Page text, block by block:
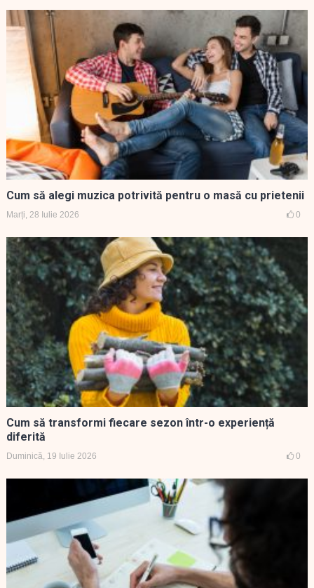
Cum să alegi muzica potrivită pentru o masă cu prietenii
Marți, 28 Iulie 2026 0
Cum să transformi fiecare sezon într-o experiență
diferită
Duminică, 19 Iulie 2026 0